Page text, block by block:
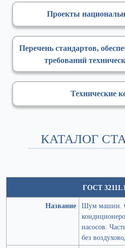
Проекты
Перечень стандартов,
требований
Технические
КАТАЛОГ
ГОСТ
Название Шум машин.
насосов.
без